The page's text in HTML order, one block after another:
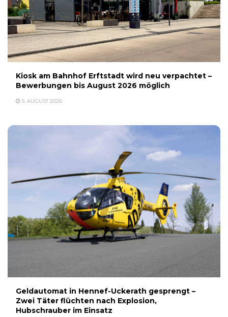
Kiosk am Bahnhof Erftstadt wird neu verpachtet –
Bewerbungen bis August 2026 möglich
5. AUGUST 2026
Geldautomat in Hennef-Uckerath gesprengt –
Zwei Täter flüchten nach Explosion,
Hubschrauber im Einsatz